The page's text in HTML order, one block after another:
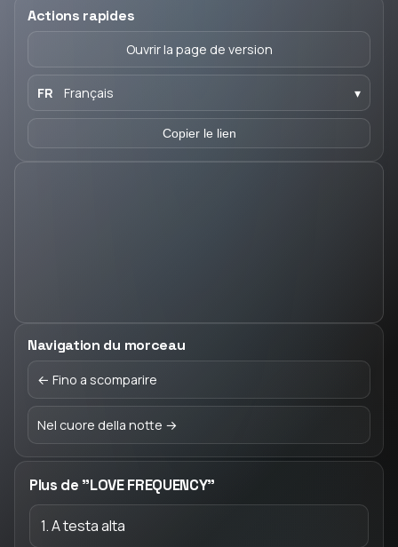
Actions rapides
Ouvrir la page de version
FR Français ▾
Copier le lien
Navigation du morceau
← Fino a scomparire
Nel cuore della notte →
Plus de "LOVE FREQUENCY"
1. A testa alta